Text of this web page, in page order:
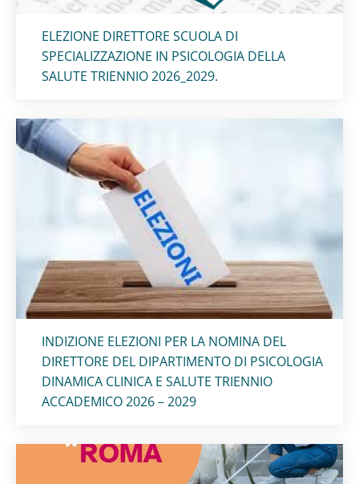
Titolo card:
ELEZIONE DIRETTORE SCUOLA DI
SPECIALIZZAZIONE IN PSICOLOGIA DELLA
SALUTE TRIENNIO 2026_2029.
Titolo card:
INDIZIONE ELEZIONI PER LA NOMINA DEL
DIRETTORE DEL DIPARTIMENTO DI PSICOLOGIA
DINAMICA CLINICA E SALUTE TRIENNIO
ACCADEMICO 2026 – 2029